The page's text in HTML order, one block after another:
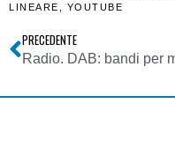
LINEARE
YOUTUBE
PRECEDENTE